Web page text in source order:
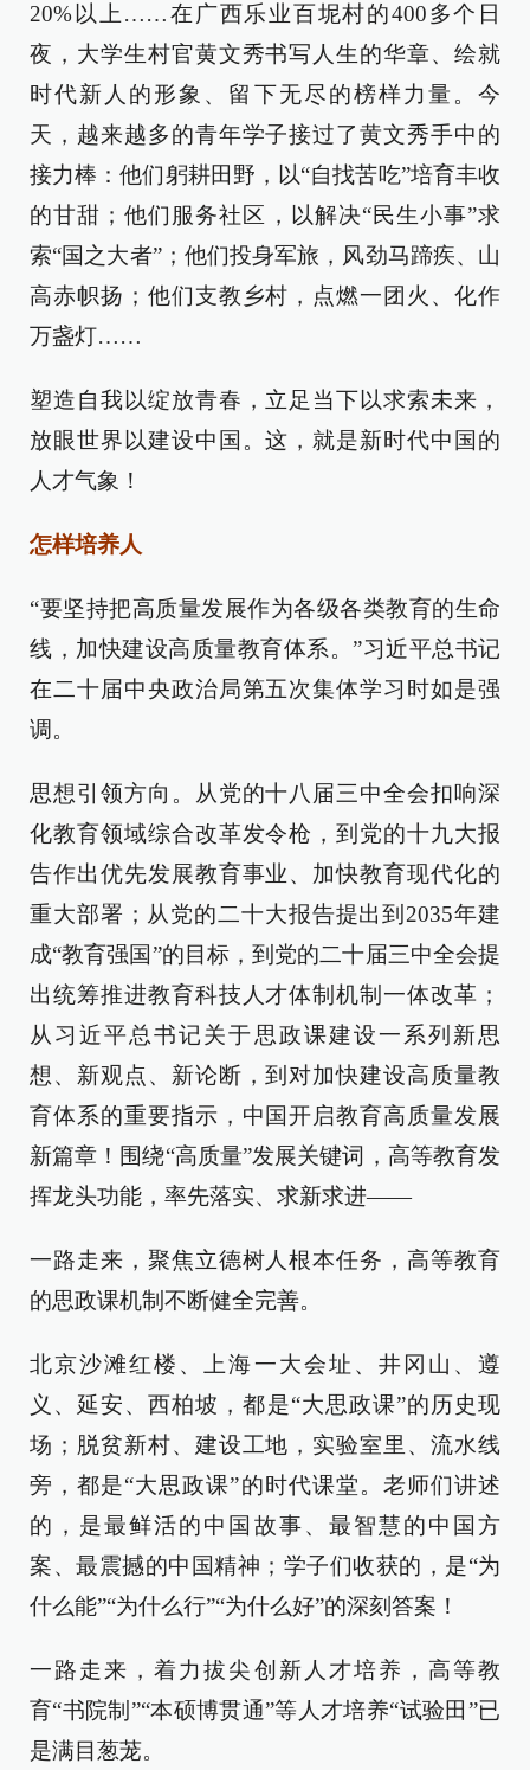
20%以上……在广西乐业百坭村的400多个日
夜，大学生村官黄文秀书写人生的华章、绘就
时代新人的形象、留下无尽的榜样力量。今
天，越来越多的青年学子接过了黄文秀手中的
接力棒：他们躬耕田野，以“自找苦吃”培育丰收
的甘甜；他们服务社区，以解决“民生小事”求
索“国之大者”；他们投身军旅，风劲马蹄疾、山
高赤帜扬；他们支教乡村，点燃一团火、化作
万盏灯……
塑造自我以绽放青春，立足当下以求索未来，
放眼世界以建设中国。这，就是新时代中国的
人才气象！
怎样培养人
“要坚持把高质量发展作为各级各类教育的生命
线，加快建设高质量教育体系。”习近平总书记
在二十届中央政治局第五次集体学习时如是强
调。
思想引领方向。从党的十八届三中全会扣响深
化教育领域综合改革发令枪，到党的十九大报
告作出优先发展教育事业、加快教育现代化的
重大部署；从党的二十大报告提出到2035年建
成“教育强国”的目标，到党的二十届三中全会提
出统筹推进教育科技人才体制机制一体改革；
从习近平总书记关于思政课建设一系列新思
想、新观点、新论断，到对加快建设高质量教
育体系的重要指示，中国开启教育高质量发展
新篇章！围绕“高质量”发展关键词，高等教育发
挥龙头功能，率先落实、求新求进——
一路走来，聚焦立德树人根本任务，高等教育
的思政课机制不断健全完善。
北京沙滩红楼、上海一大会址、井冈山、遵
义、延安、西柏坡，都是“大思政课”的历史现
场；脱贫新村、建设工地，实验室里、流水线
旁，都是“大思政课”的时代课堂。老师们讲述
的，是最鲜活的中国故事、最智慧的中国方
案、最震撼的中国精神；学子们收获的，是“为
什么能”“为什么行”“为什么好”的深刻答案！
一路走来，着力拔尖创新人才培养，高等教
育“书院制”“本硕博贯通”等人才培养“试验田”已
是满目葱茏。